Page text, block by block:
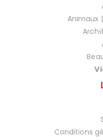
Animaux
Conditions